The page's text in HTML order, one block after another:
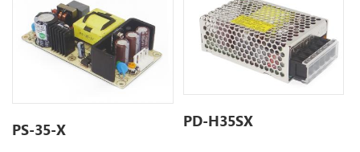
PS-35-X PD-H35SX